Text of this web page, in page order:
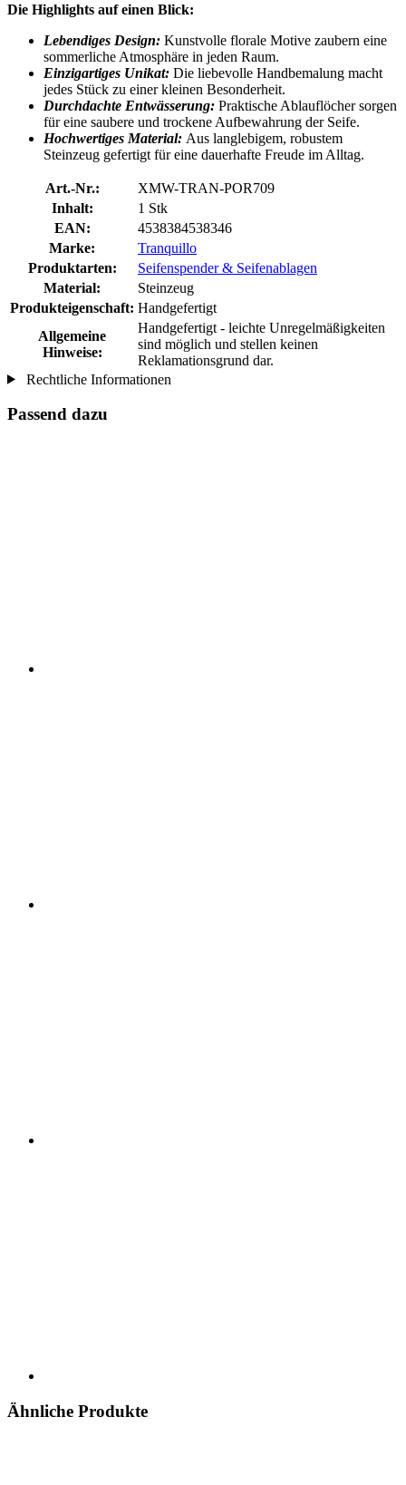
Die Highlights auf einen Blick:
Lebendiges Design: Kunstvolle florale Motive zaubern eine
sommerliche Atmosphäre in jeden Raum.
Einzigartiges Unikat: Die liebevolle Handbemalung macht
jedes Stück zu einer kleinen Besonderheit.
Durchdachte Entwässerung: Praktische Ablauflöcher sorgen
für eine saubere und trockene Aufbewahrung der Seife.
Hochwertiges Material: Aus langlebigem, robustem
Steinzeug gefertigt für eine dauerhafte Freude im Alltag.
Art.-Nr.:
XMW-TRAN-POR709
Inhalt:
1 Stk
EAN:
4538384538346
Marke:
Tranquillo
Produktarten:
Seifenspender & Seifenablagen
Material:
Steinzeug
Produkteigenschaft: Handgefertigt
Allgemeine
Hinweise:
Handgefertigt - leichte Unregelmäßigkeiten
sind möglich und stellen keinen
Reklamationsgrund dar.
Rechtliche Informationen
Passend dazu
Ähnliche Produkte